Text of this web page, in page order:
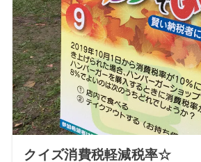
クイズ消費税軽減税率☆